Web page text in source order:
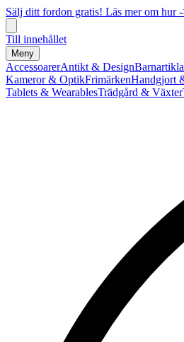
Sälj ditt fordon gratis! Läs mer om hur
Till innehållet
Meny
AccessoarerAntikt & Design
Kameror & OptikFrimärkenHandgjort
Tablets & WearablesTrädgård & Växter